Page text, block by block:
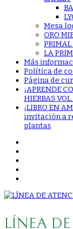
Mesa
ORO
LA
Más
Política de
Página de
¡APRENDE
HIERBAS VOL.
¡LIBRO EN
invitación a
plantas
LÍNEA